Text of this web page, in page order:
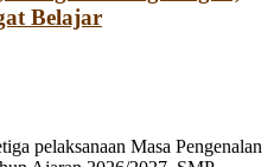
Belajar
pelaksanaan Masa Pengenalan